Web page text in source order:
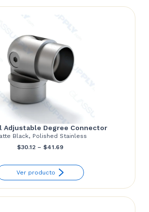
Adjustable Degree Connector
Black, Polished Stainless
$30.12 – $41.69
$30.12
through
Ver producto